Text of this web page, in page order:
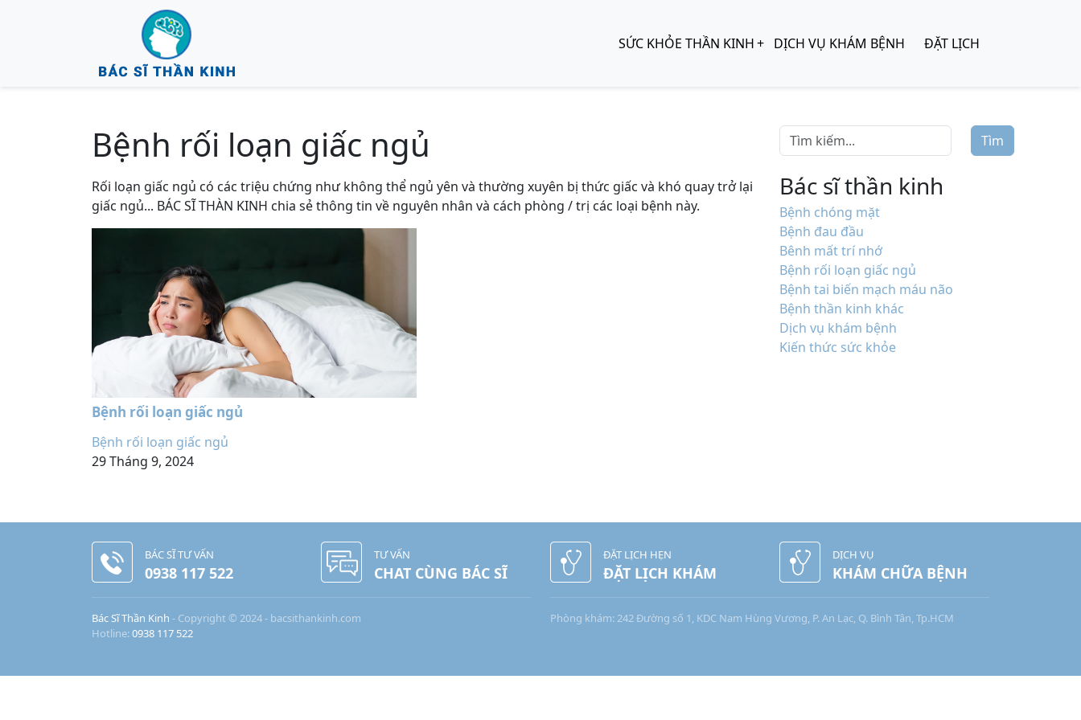
SỨC KHỎE THẦN KINH DỊCH VỤ KHÁM BỆNH ĐẶT LỊCH
Bệnh rối loạn giấc ngủ
Rối loạn giấc ngủ có các triệu chứng như không thể ngủ yên và thường xuyên bị thức giấc và khó quay trở lại
giấc ngủ... BÁC SĨ THÀN KINH chia sẻ thông tin về nguyên nhân và cách phòng / trị các loại bệnh này.
Bệnh rối loạn giấc ngủ
Bệnh rối loạn giấc ngủ
29 Tháng 9, 2024
Tìm
Bác sĩ thần kinh
Bệnh chóng mặt
Bệnh đau đầu
Bênh mất trí nhớ
Bệnh rối loạn giấc ngủ
Bệnh tai biến mạch máu não
Bệnh thần kinh khác
Dịch vụ khám bệnh
Kiến thức sức khỏe
BÁC SĨ TƯ VẤN
0938 117 522
TƯ VẤN
CHAT CÙNG BÁC SĨ
ĐẶT LỊCH HẸN
ĐẶT LỊCH KHÁM
DỊCH VỤ
KHÁM CHỮA BỆNH
Bác Sĩ Thần Kinh - Copyright © 2024 - bacsithankinh.com
Hotline:0938 117 522
Phòng khám: 242 Đường số 1, KDC Nam Hùng Vương, P. An Lạc, Q. Bình Tân, Tp.HCM